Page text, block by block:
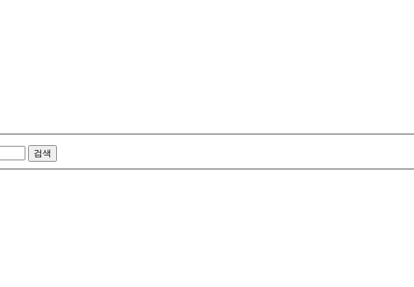
검색